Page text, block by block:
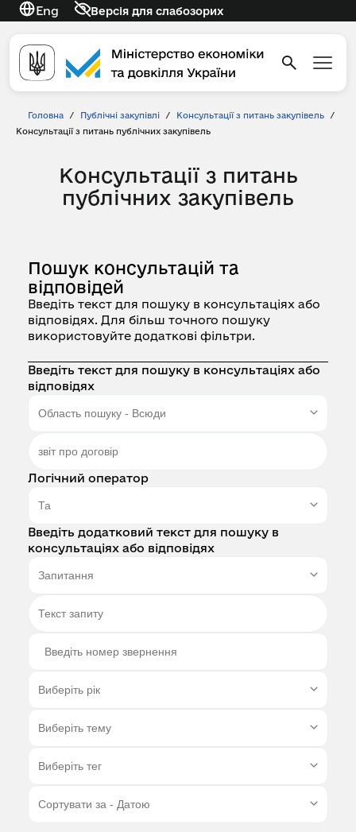
Eng Версія для слабозорих
Головна / Публічні закупівлі / Консультації з питань закупівель
/
Консультації з питань публічних закупівель
Консультації з питань
публічних закупівель
Пошук консультацій та
відповідей
Введіть текст для пошуку в консультаціях або
відповідях. Для більш точного пошуку
використовуйте додаткові фільтри.
Введіть текст для пошуку в консультаціях або
відповідях
Логічний оператор
Введіть додатковий текст для пошуку в
консультаціях або відповідях